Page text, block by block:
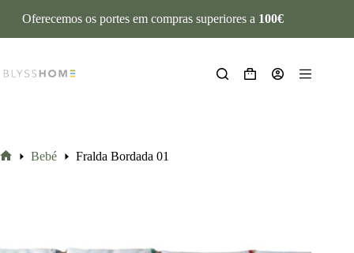
Oferecemos os portes em compras superiores a 100€
Bebé Fralda Bordada 01